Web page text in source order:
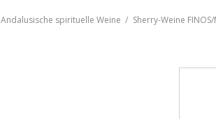
Andalusische spirituelle Weine Sherry-Weine